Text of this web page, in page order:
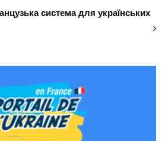
система для українських